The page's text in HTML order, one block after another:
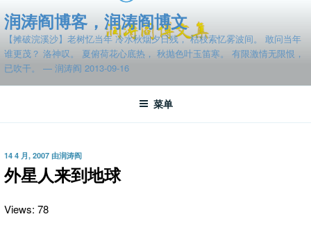
至
容
润涛阎博客，润涛阎博文
【摊破浣溪沙】老树忆当年 冷水秋烟夕日残， 枯枝索忆雾波间。 敢问当年
谁更茂？ 洛神叹。 夏俯荷花心底热， 秋抛色叶玉笛寒。 有限激情无限恨，
已吹干。 — 润涛阎 2013-09-16
菜单
发
布
于
14 4 月, 2007 由润涛阎
外星人来到地球
Views: 78